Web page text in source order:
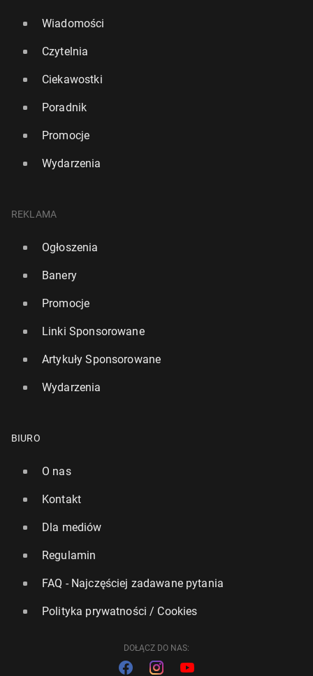
Wiadomości
Czytelnia
Ciekawostki
Poradnik
Promocje
Wydarzenia
REKLAMA
Ogłoszenia
Banery
Promocje
Linki Sponsorowane
Artykuły Sponsorowane
Wydarzenia
BIURO
O nas
Kontakt
Dla mediów
Regulamin
FAQ - Najczęściej zadawane pytania
Polityka prywatności / Cookies
DOŁĄCZ DO NAS: